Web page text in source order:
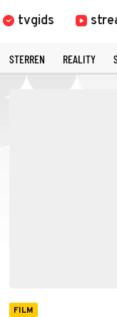
tvgids
STERREN REALITY
FILM